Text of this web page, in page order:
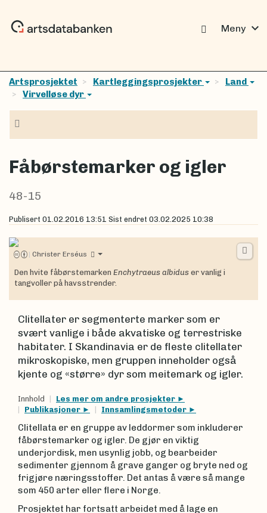
Meny expand_more
Artsprosjektet Kartleggingsprosjekter
Land
Virvelløse dyr
Fåbørstemarker og igler
48-15
Publisert 01.02.2016 13:51 Sist endret 03.02.2025 10:38
| Christer Erséus
Den hvite fåbørstemarken Enchytraeus albidus er vanlig i
tangvoller på havsstrender.
Clitellater er segmenterte marker som er
svært vanlige i både akvatiske og terrestriske
habitater. I Skandinavia er de fleste clitellater
mikroskopiske, men gruppen inneholder også
kjente og «større» dyr som meitemark og igler.
Innhold
Les mer om andre prosjekter
Publikasjoner
Innsamlingsmetoder
Clitellata er en gruppe av leddormer som inkluderer
fåbørstemarker og igler. De gjør en viktig
underjordisk, men usynlig jobb, og bearbeider
sedimenter gjennom å grave ganger og bryte ned og
frigjøre næringsstoffer. Det antas å være så mange
som 450 arter eller flere i Norge.
Prosjektet har fortsatt arbeidet med å lage en